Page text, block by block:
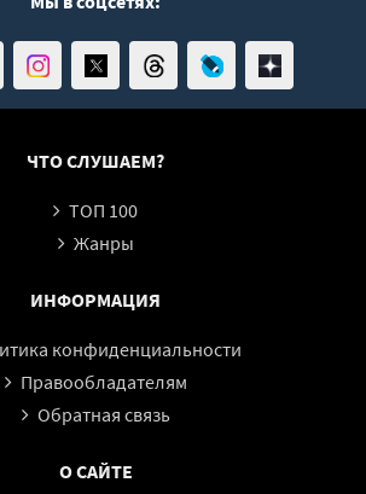
ЧТО СЛУШАЕМ?
ТОП 100
Жанры
ИНФОРМАЦИЯ
конфиденциальности
Правообладателям
Обратная связь
О САЙТЕ